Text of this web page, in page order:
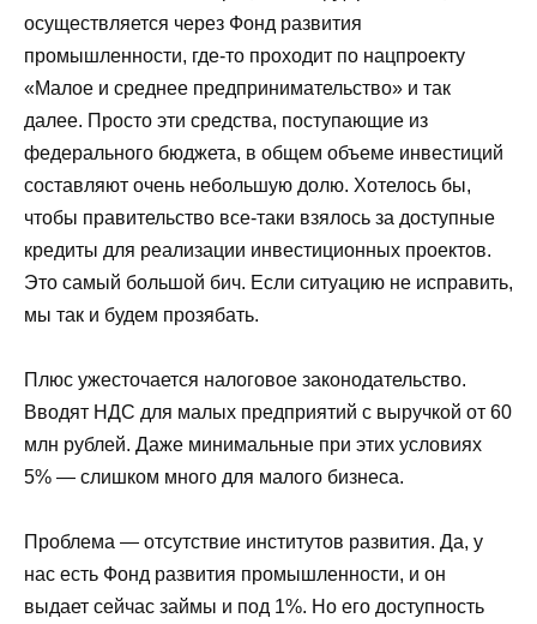
осуществляется через Фонд развития
промышленности, где-то проходит по нацпроекту
«Малое и среднее предпринимательство» и так
далее. Просто эти средства, поступающие из
федерального бюджета, в общем объеме инвестиций
составляют очень небольшую долю. Хотелось бы,
чтобы правительство все-таки взялось за доступные
кредиты для реализации инвестиционных проектов.
Это самый большой бич. Если ситуацию не исправить,
мы так и будем прозябать.
Плюс ужесточается налоговое законодательство.
Вводят НДС для малых предприятий с выручкой от 60
млн рублей. Даже минимальные при этих условиях
5% — слишком много для малого бизнеса.
Проблема — отсутствие институтов развития. Да, у
нас есть Фонд развития промышленности, и он
выдает сейчас займы и под 1%. Но его доступность